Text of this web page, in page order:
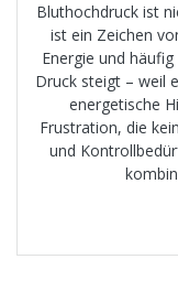
Bluthochdruck ist
ist ein Zeichen
Energie und
Druck steigt – weil
energetische
Frustration, die
und